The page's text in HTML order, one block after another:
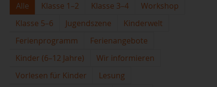
Alle Klasse 1–2 Klasse 3–4
Workshop
Klasse 5–6
Jugendszene
Kinderwelt
Ferienprogramm
Ferienangebote
Kinder (6–12 Jahre)
Wir informieren
Vorlesen für Kinder
Lesung